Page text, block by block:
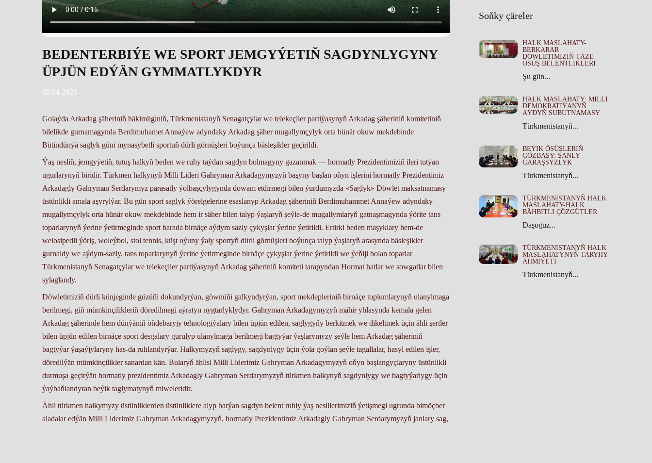
Soňky çäreler
HALK MASLAHATY-
BERKARAR
DÖWLETIMIZIŇ TÄZE
ÖSÜŞ BELENTLIKLERI
Şu gün...
HALK MASLAHATY: MILLI
DEMOKRATIÝANYŇ
AÝDYŇ SUBUTNAMASY
Türkmenistanyň...
BEÝIK ÖSÜŞLERIŇ
GÖZBAŞY: ŞANLY
GARAŞSYZLYK
Türkmenistanyň...
TÜRKMENISTANYŇ HALK
MASLAHATY-HALK
BÄHBITLI ÇÖZGÜTLER
Daşoguz...
TÜRKMENISTANYŇ HALK
MASLAHATYNYŇ TARYHY
ÄHMIÝETI
Türkmenistanyň...
BEDENTERBIÝE WE SPORT JEMGYÝETIŇ SAGDYNLYGYNY
ÜPJÜN EDÝÄN GYMMATLYKDYR
02.04.2025
Golaýda Arkadag şäheriniň häkimliginiň, Türkmenistanyň Senagatçylar we telekeçiler partiýasynyň Arkadag şäheriniň komitetiniň
bilelikde gurnamagynda Berdimuhamet Annaýew adyndaky Arkadag şäher mugallymçylyk orta hünär okuw mekdebinde
Bütindünýä saglyk güni mynasybetli sportuň dürli görnüşleri boýunça bäsleşikler geçirildi.
Ýaş nesliň, jemgyýetiň, tutuş halkyň beden we ruhy taýdan sagdyn bolmagyny gazanmak — hormatly Prezidentimiziň ileri tutýan
ugurlarynyň biridir. Türkmen halkynyň Milli Lideri Gahryman Arkadagymyzyň başyny başlan oňyn işlerini hormatly Prezidentimiz
Arkadagly Gahryman Serdarymyz parasatly ýolbaşçylygynda dowam etdirmegi bilen ýurdumyzda «Saglyk» Döwlet maksatnamasy
üstünlikli amala aşyrylýar. Bu gün sport saglyk ýörelgelerine esaslanyp Arkadag şäheriniň Berdimuhammet Annaýew adyndaky
mugallymçylyk orta hünär okuw mekdebinde hem ir säher bilen talyp ýaşlaryň şeýle-de mugallymlaryň gatnaşmagynda ýörite tans
toparlarynyň ýerine ýetirmeginde sport barada birnäçe aýdym sazly çykyşlar ýerine ýetirildi. Ertirki beden maşyklary hem-de
welosipedli ýöriş, woleýbol, stol tennis, küşt oýuny ýaly sportyň dürli görnüşleri boýunça talyp ýaşlaryň arasynda bäsleşikler
gurnaldy we aýdym-sazly, tans toparlarynyň ýerine ýetirmeginde birnäçe çykyşlar ýerine ýetirildi we ýeňiji bolan toparlar
Türkmenistanyň Senagatçylar we telekeçiler partiýasynyň Arkadag şäheriniň komiteti tarapyndan Hormat hatlar we sowgatlar bilen
sylaglandy.
Döwletimiziň dürli künjeginde gözüňi dokundyrýan, göwnüňi galkyndyrýan, sport mekdepleriniň birnäçe toplumlarynyň ulanylmaga
berilmegi, giň mümkinçilikleriň döredilmegi aýratyn nygtarlyklydyr. Gahryman Arkadagymyzyň mähir yhlasynda kemala gelen
Arkadag şäherinde hem dünýäniň öňdebaryjy tehnologiýalary bilen üpjün edilen, saglygyňy berkitmek we dikeltmek üçin ähli şertler
bilen üpjün edilen birnäçe sport desgalary gurulyp ulanylmaga berilmegi bagtyýar ýaşlarymyzy şeýle hem Arkadag şäheriniň
bagtyýar ýaşaýjylaryny has-da ruhlandyrýar. Halkymyzyň saglygy, sagdynlygy üçin ýola goýlan şeýle tagallalar, hasyl edilen işler,
döredilýän mümkinçilikler sanardan kän. Bularyň ählisi Milli Liderimiz Gahryman Arkadagymyzyň oňyn başlangyçlaryny üstünlikli
durmuşa geçirýän hormatly prezidentimiz Arkadagly Gahryman Serdarymyzyň türkmen halkynyň sagdynlygy we bagtyýarlygy üçin
ýaýbaňlandyran beýik taglymatynyň miweleridir.
Ähli türkmen halkymyzy üstünliklerden üstünliklere alyp barýan sagdyn belent ruhly ýaş nesillerimiziň ýetişmegi ugrunda bimöçber
aladalar edýän Milli Liderimiz Gahryman Arkadagymyzyň, hormatly Prezidentimiz Arkadagly Gahryman Serdarymyzyň janlary sag,